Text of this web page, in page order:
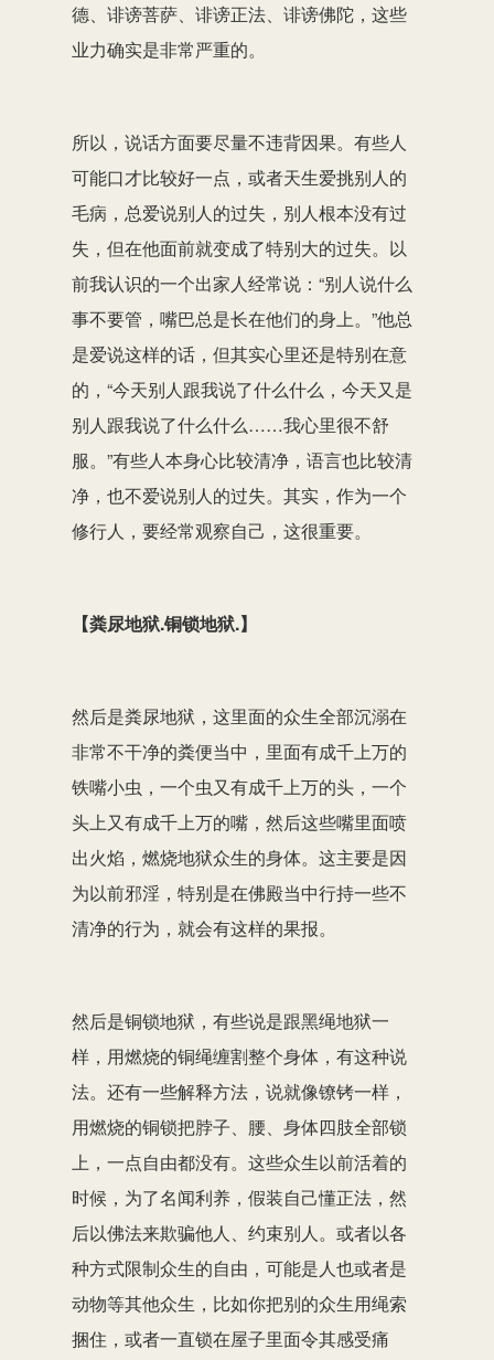
德、诽谤菩萨、诽谤正法、诽谤佛陀，这些
业力确实是非常严重的。
所以，说话方面要尽量不违背因果。有些人
可能口才比较好一点，或者天生爱挑别人的
毛病，总爱说别人的过失，别人根本没有过
失，但在他面前就变成了特别大的过失。以
前我认识的一个出家人经常说：“别人说什么
事不要管，嘴巴总是长在他们的身上。”他总
是爱说这样的话，但其实心里还是特别在意
的，“今天别人跟我说了什么什么，今天又是
别人跟我说了什么什么……我心里很不舒
服。”有些人本身心比较清净，语言也比较清
净，也不爱说别人的过失。其实，作为一个
修行人，要经常观察自己，这很重要。
【粪尿地狱.铜锁地狱.】
然后是粪尿地狱，这里面的众生全部沉溺在
非常不干净的粪便当中，里面有成千上万的
铁嘴小虫，一个虫又有成千上万的头，一个
头上又有成千上万的嘴，然后这些嘴里面喷
出火焰，燃烧地狱众生的身体。这主要是因
为以前邪淫，特别是在佛殿当中行持一些不
清净的行为，就会有这样的果报。
然后是铜锁地狱，有些说是跟黑绳地狱一
样，用燃烧的铜绳缠割整个身体，有这种说
法。还有一些解释方法，说就像镣铐一样，
用燃烧的铜锁把脖子、腰、身体四肢全部锁
上，一点自由都没有。这些众生以前活着的
时候，为了名闻利养，假装自己懂正法，然
后以佛法来欺骗他人、约束别人。或者以各
种方式限制众生的自由，可能是人也或者是
动物等其他众生，比如你把别的众生用绳索
捆住，或者一直锁在屋子里面令其感受痛